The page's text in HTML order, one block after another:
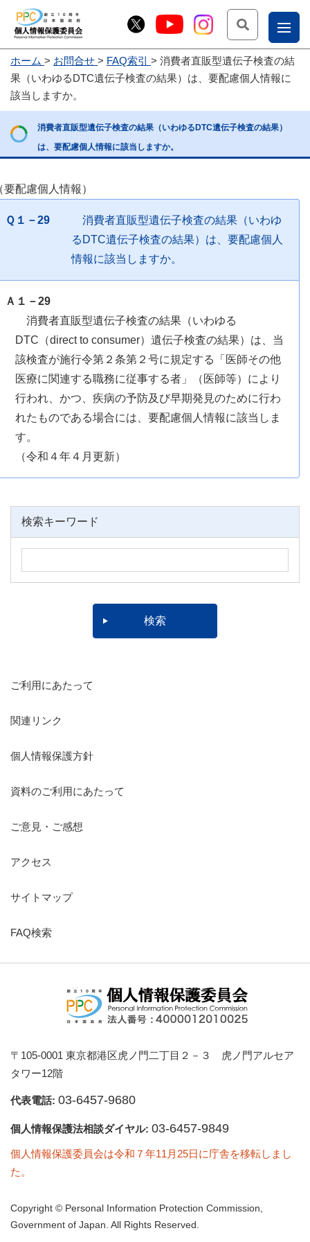
問
合
こー
ー部
ホーム お問合せ FAQ索引
消費者直販型遺伝子検査の結
果（いわゆるDTC遺伝子検査の結果）は、要配慮個人情報に
該当しますか。
消費者直販型遺伝子検査の結果（いわゆるDTC遺伝子検査の結果）
は、要配慮個人情報に該当しますか。
要配慮個人情報）
Ｑ１－29
消費者直販型遺伝子検査の結果（いわゆ
るDTC遺伝子検査の結果）は、要配慮個人
情報に該当しますか。
Ａ１－29
消費者直販型遺伝子検査の結果（いわゆる
DTC（direct to consumer）遺伝子検査の結果）は、当
該検査が施行令第２条第２号に規定する「医師その他
医療に関連する職務に従事する者」（医師等）により
行われ、かつ、疾病の予防及び早期発見のために行わ
れたものである場合には、要配慮個人情報に該当しま
す。
（令和４年４月更新）
検索キーワード
ご利用にあたって
関連リンク
個人情報保護方針
資料のご利用にあたって
ご意見・ご感想
アクセス
サイトマップ
FAQ検索
〒105-0001 東京都港区虎ノ門二丁目２－３ 虎ノ門アルセア
タワー12階
代表電話: 03-6457-9680
個人情報保護法相談ダイヤル: 03-6457-9849
個人情報保護委員会は令和７年11月25日に庁舎を移転しまし
た。
Copyright © Personal Information Protection Commission,
Government of Japan. All Rights Reserved.